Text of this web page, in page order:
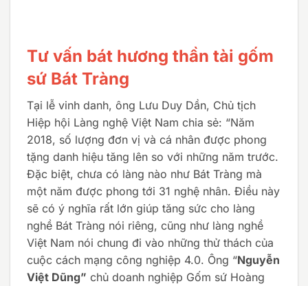
Tư vấn bát hương thần tài gốm
sứ Bát Tràng
Tại lễ vinh danh, ông Lưu Duy Dần, Chủ tịch
Hiệp hội Làng nghệ Việt Nam chia sẻ: “Năm
2018, số lượng đơn vị và cá nhân được phong
tặng danh hiệu tăng lên so với những năm trước.
Đặc biệt, chưa có làng nào như Bát Tràng mà
một năm được phong tới 31 nghệ nhân. Điều này
sẽ có ý nghĩa rất lớn giúp tăng sức cho làng
nghề Bát Tràng nói riêng, cũng như làng nghề
Việt Nam nói chung đi vào những thử thách của
cuộc cách mạng công nghiệp 4.0. Ông “Nguyễn
Việt Dũng” chủ doanh nghiệp Gốm sứ Hoàng